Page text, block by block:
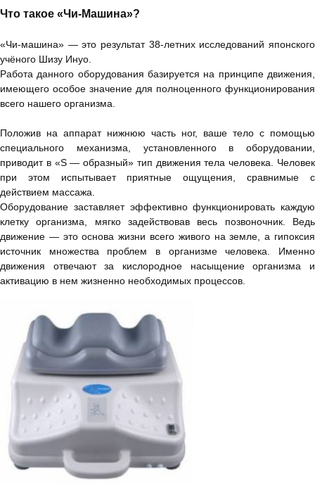
Что такое «Чи-Машина»?
«Чи-машина» — это результат 38-летних исследований японского
учёного Шизу Инуо.
Работа данного оборудования базируется на принципе движения,
имеющего особое значение для полноценного функционирования
всего нашего организма.
Положив на аппарат нижнюю часть ног, ваше тело с помощью
специального механизма, установленного в оборудовании,
приводит в «S — образный» тип движения тела человека. Человек
при этом испытывает приятные ощущения, сравнимые с
действием массажа.
Оборудование заставляет эффективно функционировать каждую
клетку организма, мягко задействовав весь позвоночник. Ведь
движение — это основа жизни всего живого на земле, а гипоксия
источник множества проблем в организме человека. Именно
движения отвечают за кислородное насыщение организма и
активацию в нем жизненно необходимых процессов.